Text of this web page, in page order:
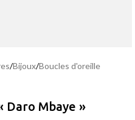
/Bijoux/Boucles d'oreille
Daro Mbaye »